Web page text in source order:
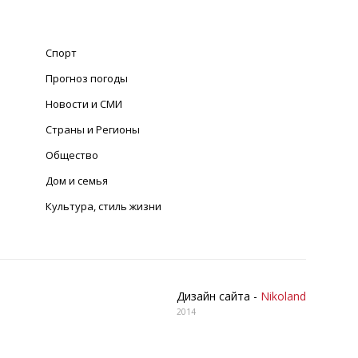
Спорт
Прогноз погоды
Новости и СМИ
Страны и Регионы
Общество
Дом и семья
Культура, стиль жизни
Дизайн сайта - Nikoland
2014